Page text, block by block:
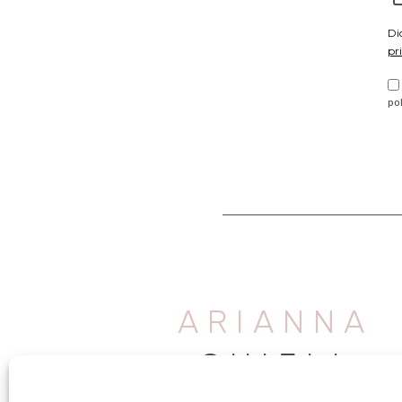
ARIANNA
CHIELI